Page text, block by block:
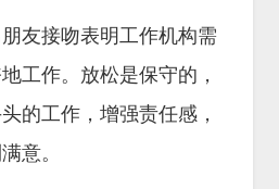
友接吻表明工作机构需
工作。放松是保守的，
的工作，增强责任感，
意。